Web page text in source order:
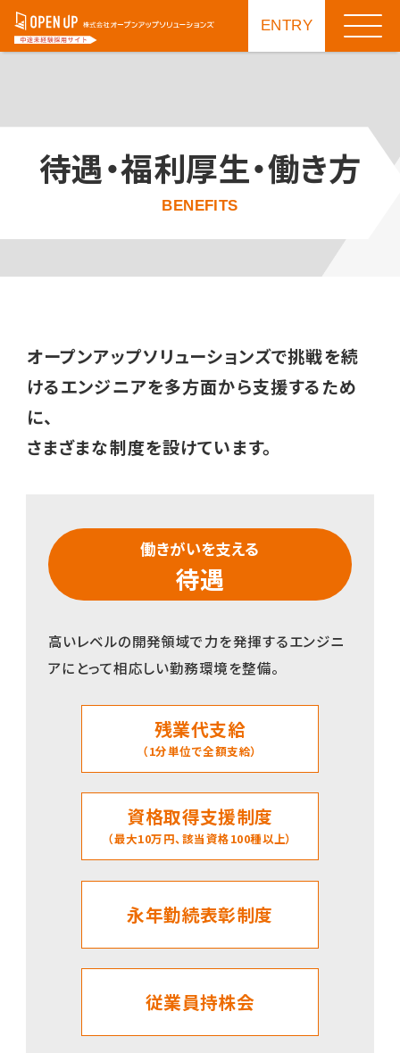
ENTRY
待遇・福利厚生・働き方
BENEFITS
オープンアップソリューションズで挑戦を続
けるエンジニアを多方面から支援するため
に、
さまざまな制度を設けています。
働きがいを支える
待遇
高いレベルの開発領域で力を発揮するエンジニ
アにとって相応しい勤務環境を整備。
残業代支給
（1分単位で全額支給）
資格取得支援制度
（最大10万円、該当資格100種以上）
永年勤続表彰制度
従業員持株会